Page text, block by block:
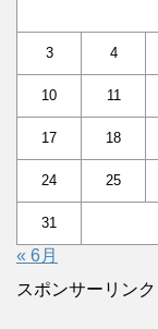
3 4
10 11
17 18
24 25
31
« 6月
スポンサーリンク